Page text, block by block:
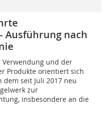
Ausführung nach
und der
Produkte orientiert sich
seit Juli 2017 neu
zur
insbesondere an die